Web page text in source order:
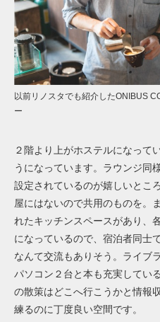
以前リノスタでも紹介したONIBUS
ー
２階より上がホステルになって
うになっています。ラウンジ同
設定されているのが嬉しいとこ
屋にはないので共用のものを。ま
れたキッチンスペースがあり、
になっているので、宿泊者同士
なんて交流もありそう。ライブ
パソコン２台と本も充実してい
の散策はどこへ行こうかと情報
練るのに丁度良い空間です。